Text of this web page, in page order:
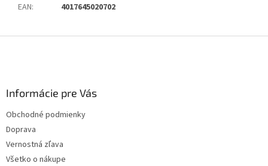
EAN: 4017645020702
Informácie pre Vás
Obchodné podmienky
Doprava
Vernostná zľava
Všetko o nákupe